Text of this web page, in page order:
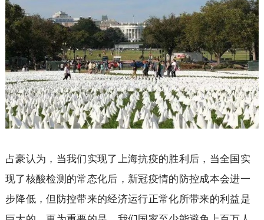
占豪认为，当我们实现了上海抗疫的胜利后，当全国实
现了核酸检测的常态化后，新冠疫情的防控成本会进一
步降低，但防控带来的经济运行正常化所带来的利益是